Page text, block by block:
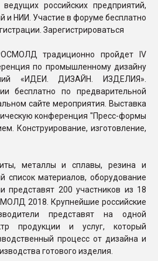
российских предприятий,
и НИИ. Участие в форуме бесплатно
Зарегистрироваться
традиционно пройдет IV
по промышленному дизайну
«ИДЕИ. ДИЗАЙН. ИЗДЕЛИЯ».
бесплатно по предварительной
сайте мероприятия. Выставка
конференция "Пресс-формы
Конструирование, изготовление,
металлы и сплавы, резина и
список материалов, оборудование
представят 200 участников из 18
2018. Крупнейшие российские
представят на одной
продукции и услуг, который
процесс от дизайна и
готового изделия.